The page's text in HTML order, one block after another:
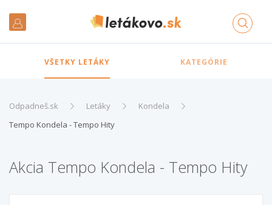
VŠETKY LETÁKY KATEGÓRIE
Odpadneš.sk Letáky
Kondela
Tempo Kondela - Tempo Hity
Akcia Tempo Kondela - Tempo Hity